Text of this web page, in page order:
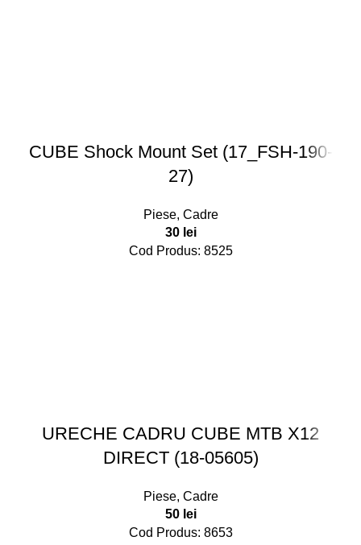
CUBE Shock Mount Set (17_FSH-190-
27)
Piese, Cadre
30 lei
Cod Produs: 8525
URECHE CADRU CUBE MTB X12
DIRECT (18-05605)
Piese, Cadre
50 lei
Cod Produs: 8653